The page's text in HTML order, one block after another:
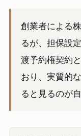
創業者による
るが、担保設
渡予約権契約
おり、実質的
ると見るのが自